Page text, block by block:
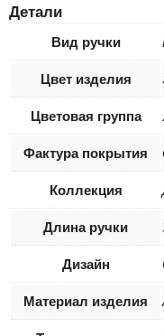
Детали
Вид ручки
Цвет изделия
Цветовая группа
Фактура покрытия
Коллекция
Длина ручки
Дизайн
Материал изделия